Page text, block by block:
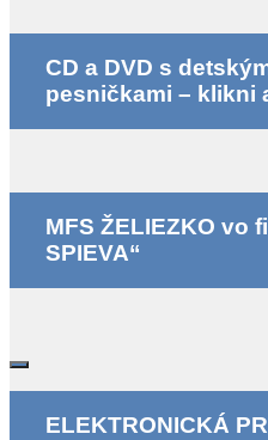
CD a DVD s
pesničkami – klikni
MFS ŽELIEZKO vo
SPIEVA“
ELEKTRONICKÁ